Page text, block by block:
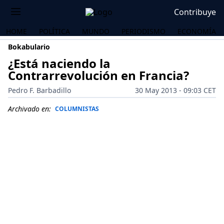
Contribuye
HOME POLÍTICA MUNDO PERIODISMO
ECONOMÍA
Bokabulario
¿Está naciendo la
Contrarrevolución en Francia?
Pedro F. Barbadillo
30 May 2013 - 09:03 CET
Archivado en: COLUMNISTAS